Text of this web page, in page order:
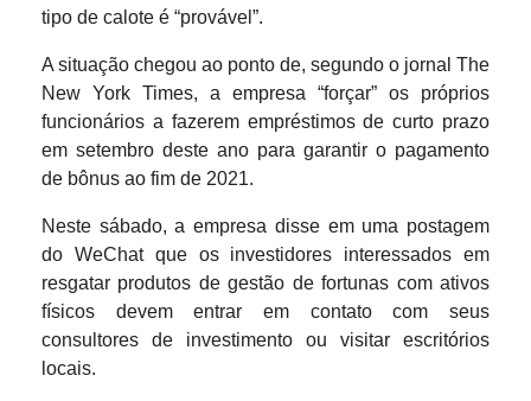
tipo de calote é “provável”.
A situação chegou ao ponto de, segundo o jornal The
New York Times, a empresa “forçar” os próprios
funcionários a fazerem empréstimos de curto prazo
em setembro deste ano para garantir o pagamento
de bônus ao fim de 2021.
Neste sábado, a empresa disse em uma postagem
do WeChat que os investidores interessados ​​em
resgatar produtos de gestão de fortunas com ativos
físicos devem entrar em contato com seus
consultores de investimento ou visitar escritórios
locais.